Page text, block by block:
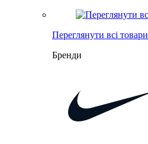
Переглянути всі товари
Бренди